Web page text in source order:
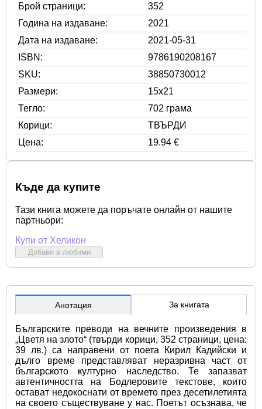
Брой страници:
352
Година на издаване:
2021
Дата на издаване:
2021-05-31
ISBN:
9786190208167
SKU:
38850730012
Размери:
15x21
Тегло:
702 грама
Корици:
ТВЪРДИ
Цена:
19.94 €
Къде да купите
Тази книга можете да поръчате онлайн от нашите
партньори:
Купи от Хеликон
Добави в любими
Анотация За книгата
Българските преводи на вечните произведения в
„Цветя на злото“ (твърди корици, 352 страници, цена:
39 лв.) са направени от поета Кирил Кадийски и
дълго време представляват неразривна част от
българското културно наследство. Те запазват
автентичността на Бодлеровите текстове, които
остават недокоснати от времето през десетилетията
на своето съществуване у нас. Поетът осъзнава, че